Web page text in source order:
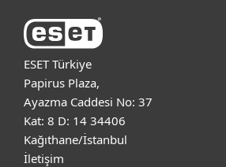
ESET Türkiye
Papirus Plaza,
Ayazma Caddesi No: 37
Kat: 8 D: 14 34406
Kağıthane/İstanbul
İletişim